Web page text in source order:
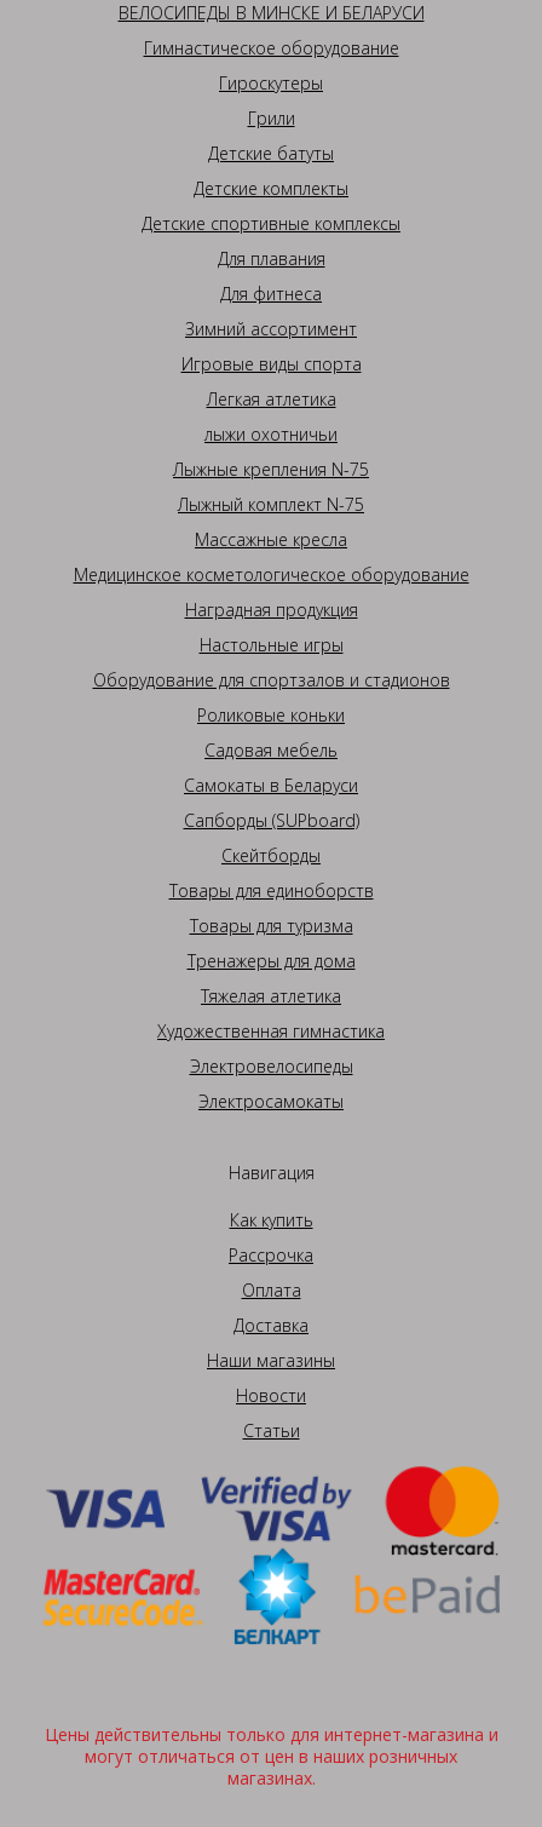
ВЕЛОСИПЕДЫ В МИНСКЕ И БЕЛАРУСИ
Гимнастическое оборудование
Гироскутеры
Грили
Детские батуты
Детские комплекты
Детские спортивные комплексы
Для плавания
Для фитнеса
Зимний ассортимент
Игровые виды спорта
Легкая атлетика
лыжи охотничьи
Лыжные крепления N-75
Лыжный комплект N-75
Массажные кресла
Медицинское косметологическое оборудование
Наградная продукция
Настольные игры
Оборудование для спортзалов и стадионов
Роликовые коньки
Садовая мебель
Самокаты в Беларуси
Сапборды (SUPboard)
Скейтборды
Товары для единоборств
Товары для туризма
Тренажеры для дома
Тяжелая атлетика
Художественная гимнастика
Электровелосипеды
Электросамокаты
Навигация
Как купить
Рассрочка
Оплата
Доставка
Наши магазины
Новости
Статьи
Цены действительны только для интернет-магазина и
могут отличаться от цен в наших розничных
магазинах.